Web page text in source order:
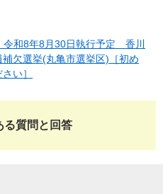
令和8年8月30日執行予定 香川
欠選挙(丸亀市選挙区)［初め
い］
る質問と回答